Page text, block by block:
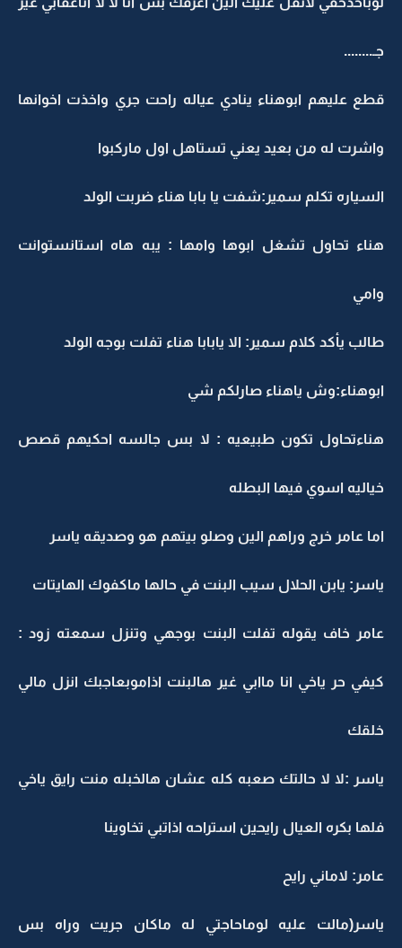
جـ........
قطع عليهم ابوهناء ينادي عياله راحت جري واخذت اخوانها
واشرت له من بعيد يعني تستاهل اول ماركبوا
السياره تكلم سمير:شفت يا بابا هناء ضربت الولد
هناء تحاول تشغل ابوها وامها : يبه هاه استانستوانت
وامي
طالب يأكد كلام سمير: الا يابابا هناء تفلت بوجه الولد
ابوهناء:وش ياهناء صارلكم شي
هناءتحاول تكون طبيعيه : لا بس جالسه احكيهم قصص
خياليه اسوي فيها البطله
اما عامر خرج وراهم الين وصلو بيتهم هو وصديقه ياسر
ياسر: يابن الحلال سيب البنت في حالها ماكفوك الهايتات
عامر خاف يقوله تفلت البنت بوجهي وتنزل سمعته زود :
كيفي حر ياخي انا ماابي غير هالبنت اذاموبعاجبك انزل مالي
خلقك
ياسر :لا لا حالتك صعبه كله عشان هالخبله منت رايق ياخي
فلها بكره العيال رايحين استراحه اذاتبي تخاوينا
عامر: لاماني رايح
ياسر(مالت عليه لوماحاجتي له ماكان جريت وراه بس